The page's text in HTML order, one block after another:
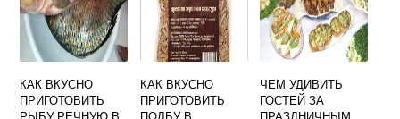
КАК ВКУСНО
ПРИГОТОВИТЬ
КАК ВКУСНО
ПРИГОТОВИТЬ
ЧЕМ УДИВИТЬ
ГОСТЕЙ ЗА